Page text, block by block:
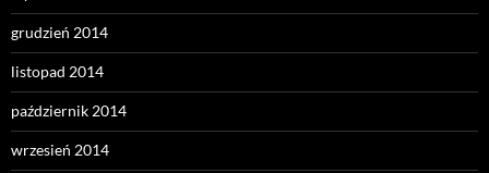
grudzień 2014
listopad 2014
październik 2014
wrzesień 2014